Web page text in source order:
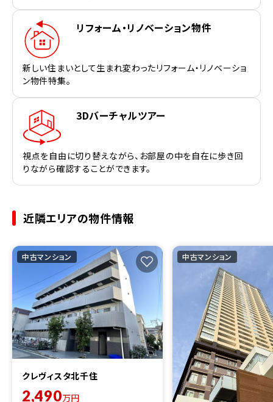
リフォーム・リノベーション物件
新しい住まいとして生まれ変わったリフォーム・リノベーショ
ン物件特集。
3Dバーチャルツアー
視点を自由に切り替えながら、お部屋の中を自在に歩き回
りながら確認することができます。
近隣エリアの物件情報
中古マンション
クレヴィスタ北千住
2,490万円
中古マンション